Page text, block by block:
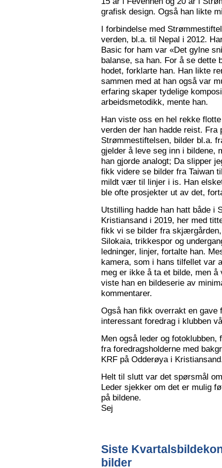
grafisk design. Også han likte
I forbindelse med
verden, bl.a. til Nepal i 2012.
Basic for ham var «Det gylne
balanse, sa han. For å se dette
hodet, forklarte han. Han likte
sammen med at han også var
erfaring skaper tydelige
arbeidsmetodikk, mente han.
Han viste oss en hel rekke
verden der han hadde reist. Fra
Strømmestiftelsen, bilder bl.a.
gjelder å leve seg inn i bildene,
han gjorde analogt; Da slipper
fikk videre se bilder fra Taiwan
mildt vær til linjer i is. Han
ble ofte prosjekter ut av det,
Utstilling hadde han hatt både i
Kristiansand i 2019, her med
fikk vi se bilder fra
Silokaia, trikkespor og
ledninger, linjer, fortalte han.
kamera, som i hans tilfellet var
meg er ikke å ta et bilde, men
viste han en bildeserie av
kommentarer.
Også han fikk overrakt en gave
interessant foredrag i klubben
Men også leder og
fra foredragsholderne med
KRF på Odderøya i
Helt til slutt var det spørsmål
Leder sjekker om det er mulig
på bildene.
Sej
Siste
bilder